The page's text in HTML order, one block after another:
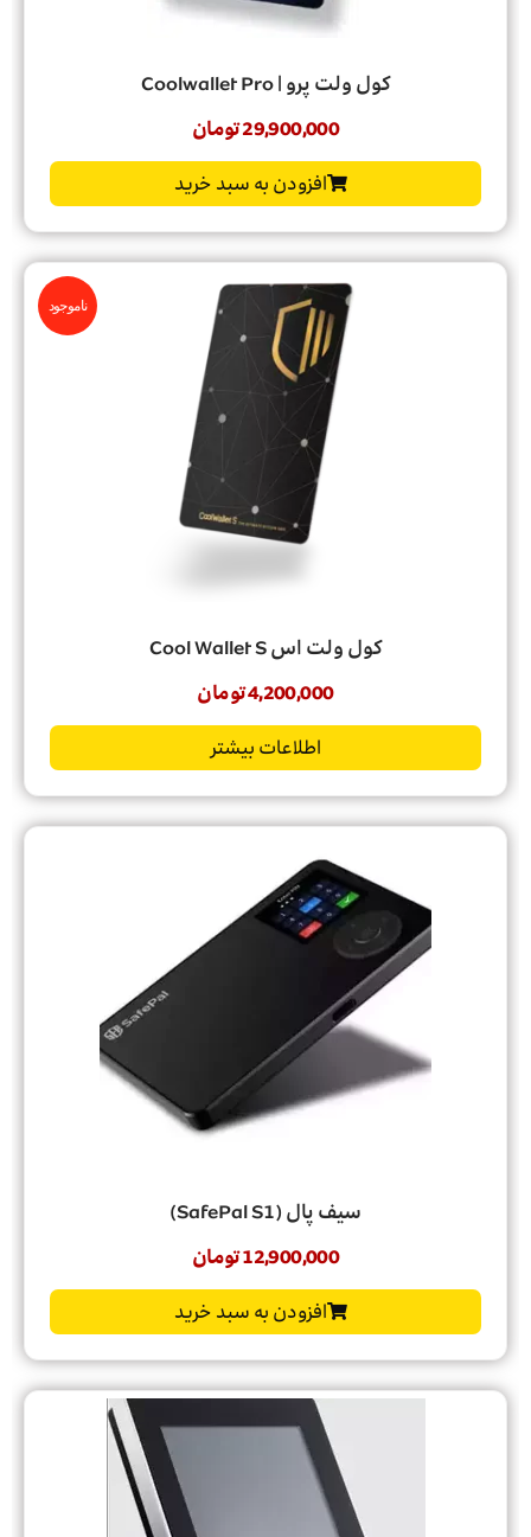
کول ولت پرو | Coolwallet Pro
29,900,000تومان
افزودن به سبد خرید
کول ولت اس Cool Wallet S
ناموجود
4,200,000تومان
اطلاعات بیشتر
سیف پال (SafePal S1)
12,900,000تومان
افزودن به سبد خرید